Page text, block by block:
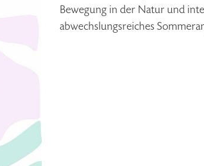
Bewegung in der Natur und
abwechslungsreiches